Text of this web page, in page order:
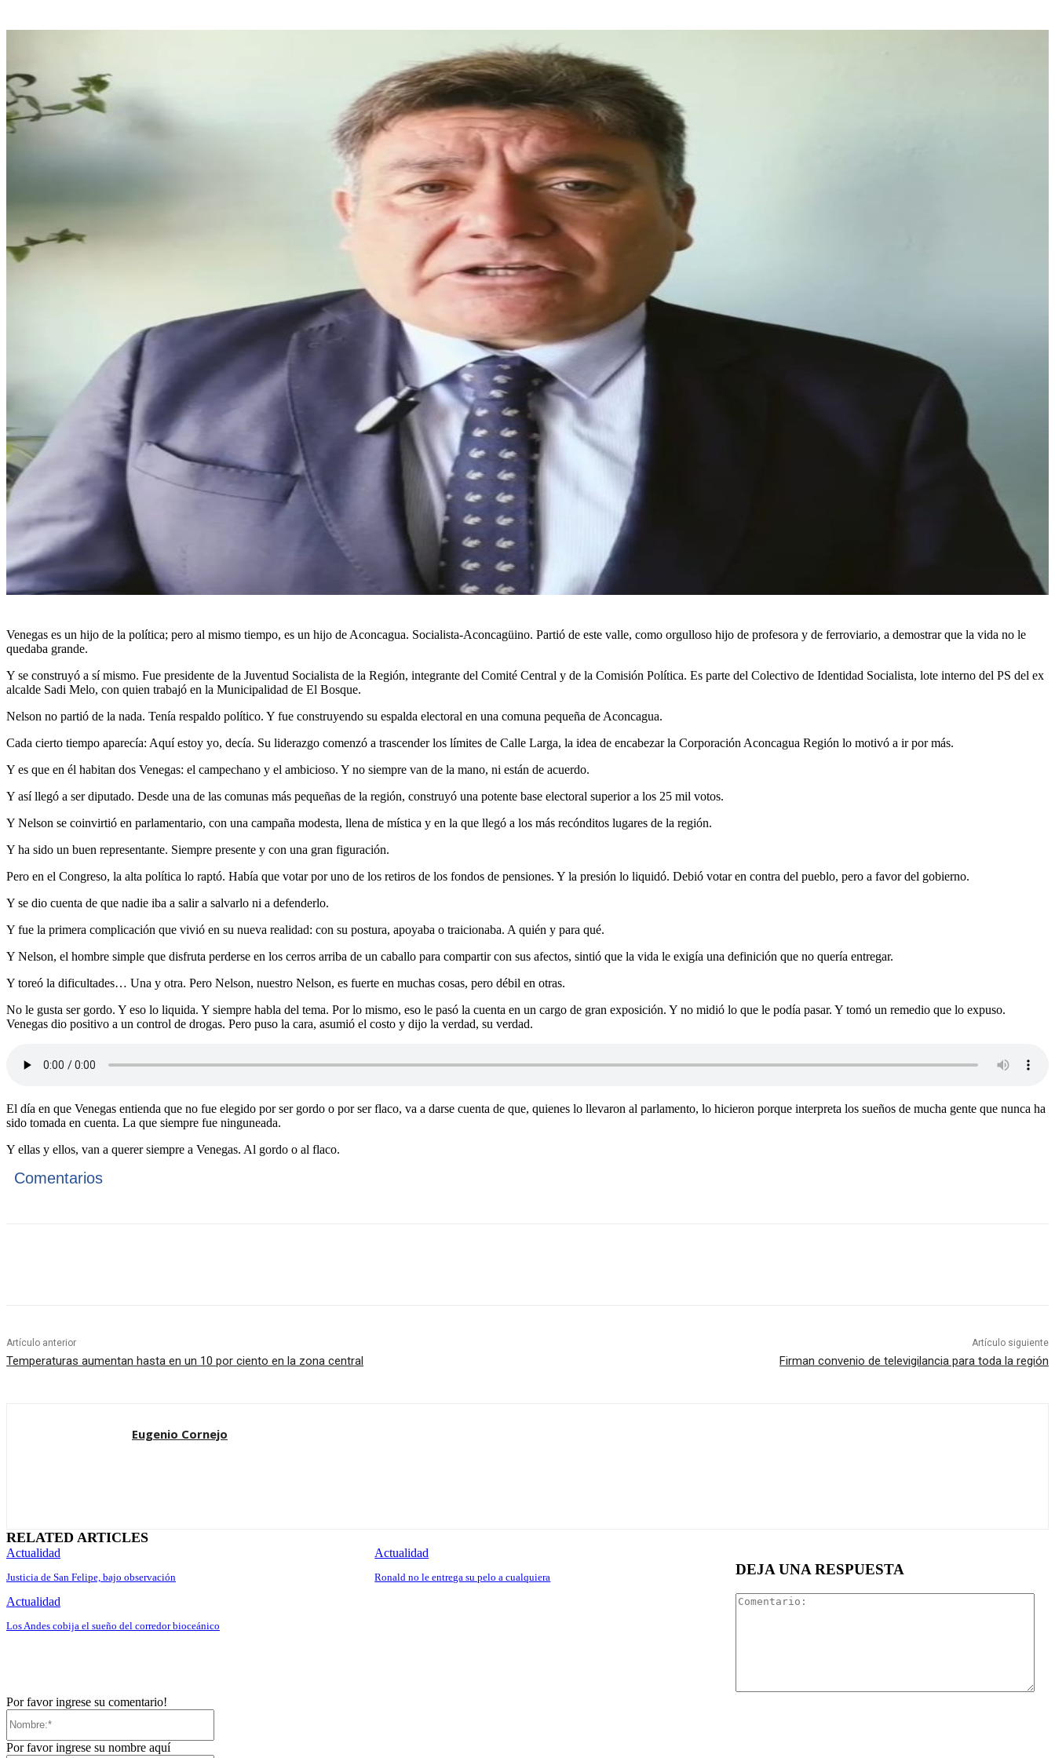
Venegas es un hijo de la política; pero al mismo tiempo, es un hijo de Aconcagua. Socialista-Aconcagüino. Partió de este valle, como orgulloso hijo de profesora y de ferroviario, a demostrar que la vida no le
quedaba grande.
Y se construyó a sí mismo. Fue presidente de la Juventud Socialista de la Región, integrante del Comité Central y de la Comisión Política. Es parte del Colectivo de Identidad Socialista, lote interno del PS del ex
alcalde Sadi Melo, con quien trabajó en la Municipalidad de El Bosque.
Nelson no partió de la nada. Tenía respaldo político. Y fue construyendo su espalda electoral en una comuna pequeña de Aconcagua.
Cada cierto tiempo aparecía: Aquí estoy yo, decía. Su liderazgo comenzó a trascender los límites de Calle Larga, la idea de encabezar la Corporación Aconcagua Región lo motivó a ir por más.
Y es que en él habitan dos Venegas: el campechano y el ambicioso. Y no siempre van de la mano, ni están de acuerdo.
Y así llegó a ser diputado. Desde una de las comunas más pequeñas de la región, construyó una potente base electoral superior a los 25 mil votos.
Y Nelson se coinvirtió en parlamentario, con una campaña modesta, llena de mística y en la que llegó a los más recónditos lugares de la región.
Y ha sido un buen representante. Siempre presente y con una gran figuración.
Pero en el Congreso, la alta política lo raptó. Había que votar por uno de los retiros de los fondos de pensiones. Y la presión lo liquidó. Debió votar en contra del pueblo, pero a favor del gobierno.
Y se dio cuenta de que nadie iba a salir a salvarlo ni a defenderlo.
Y fue la primera complicación que vivió en su nueva realidad: con su postura, apoyaba o traicionaba. A quién y para qué.
Y Nelson, el hombre simple que disfruta perderse en los cerros arriba de un caballo para compartir con sus afectos, sintió que la vida le exigía una definición que no quería entregar.
Y toreó la dificultades… Una y otra. Pero Nelson, nuestro Nelson, es fuerte en muchas cosas, pero débil en otras.
No le gusta ser gordo. Y eso lo liquida. Y siempre habla del tema. Por lo mismo, eso le pasó la cuenta en un cargo de gran exposición. Y no midió lo que le podía pasar. Y tomó un remedio que lo expuso.
Venegas dio positivo a un control de drogas. Pero puso la cara, asumió el costo y dijo la verdad, su verdad.
El día en que Venegas entienda que no fue elegido por ser gordo o por ser flaco, va a darse cuenta de que, quienes lo llevaron al parlamento, lo hicieron porque interpreta los sueños de mucha gente que nunca ha
sido tomada en cuenta. La que siempre fue ninguneada.
Y ellas y ellos, van a querer siempre a Venegas. Al gordo o al flaco.
Comentarios
Artículo anterior
Temperaturas aumentan hasta en un 10 por ciento en la zona central
Artículo siguiente
Firman convenio de televigilancia para toda la región
Eugenio Cornejo
RELATED ARTICLES
Actualidad
Justicia de San Felipe, bajo observación
Actualidad
Ronald no le entrega su pelo a cualquiera
Actualidad
Los Andes cobija el sueño del corredor bioceánico
DEJA UNA RESPUESTA
Por favor ingrese su comentario!
Por favor ingrese su nombre aquí